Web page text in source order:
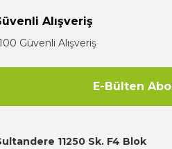
uygun.
Alışveriş
Güvenli Alışveriş
E-Bülten
11250 Sk. F4 Blok